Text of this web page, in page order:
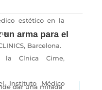
estético en la
Barcelona.
la Cínica Cime,
Instituto Médico
un arma para el
dar una mirada